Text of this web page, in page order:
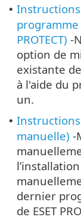
•
programme
PROTECT) -
option de
existante
à l'aide du
un.
•
manuelle) -
dernier
de ESET